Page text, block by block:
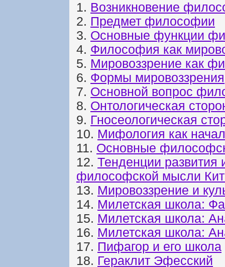
1. Возникновение
2. Предмет философии
3. Основные функции
4. Философия как
5. Мировоззрение как
6. Формы мировоззрения
7. Основной вопрос
8. Онтологическая
9. Гносеологическая
10. Мифология как
11. Основные
12. Тенденции развития
философской мысли
13. Мировоззрение и
14. Милетская школа:
15. Милетская школа:
16. Милетская школа:
17. Пифагор и его школа
18. Гераклит Эфесский